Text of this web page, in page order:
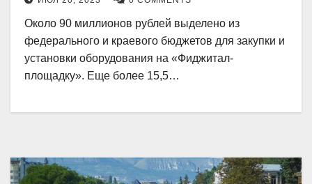
Около 90 миллионов рублей выделено из
федерального и краевого бюджетов для закупки и
установки оборудования на «Фиджитал-
площадку». Еще более 15,5…